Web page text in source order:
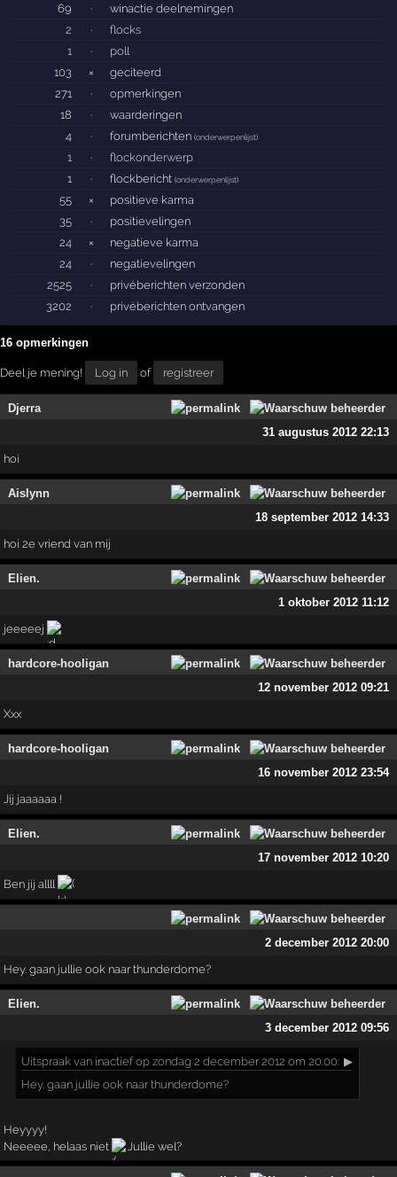
69
·
winactie deelnemingen
2
·
flocks
1
·
poll
103
×
geciteerd
271
·
opmerkingen
18
·
waarderingen
4
· forumberichten(onderwerpenlijst)
1 ·
flockonderwerp
1
· flockbericht(onderwerpenlijst)
55 ×
positieve karma
35
·
positievelingen
24
×
negatieve karma
24
·
negatievelingen
2525
·
privéberichten verzonden
3202
· privéberichten ontvangen
16 opmerkingen
Deel je mening! Log in of registreer
Djerra
31 augustus 2012 22:13
hoi
Aislynn
18 september 2012 14:33
hoi 2e vriend van mij
Elien.
1 oktober 2012 11:12
jeeeeej
hardcore-hooligan
12 november 2012 09:21
Xxx
hardcore-hooligan
16 november 2012 23:54
Jij jaaaaaa !
Elien.
17 november 2012 10:20
Ben jij allll
2 december 2012 20:00
Hey. gaan jullie ook naar thunderdome?
Elien.
3 december 2012 09:56
Uitspraak van inactief op zondag 2 december 2012 om 20:00: ▶
Hey. gaan jullie ook naar thunderdome?
Heyyyy!
Neeeee, helaas niet
Jullie wel?